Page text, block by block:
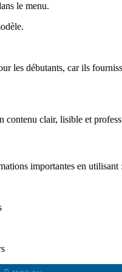
le menu.
les débutants, car ils
contenu clair, lisible et
importantes en utilisant :